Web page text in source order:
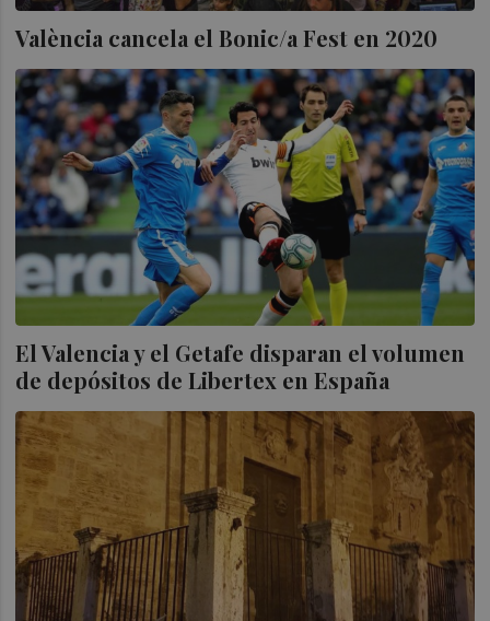
València cancela el Bonic/a Fest en 2020
El Valencia y el Getafe disparan el volumen
de depósitos de Libertex en España